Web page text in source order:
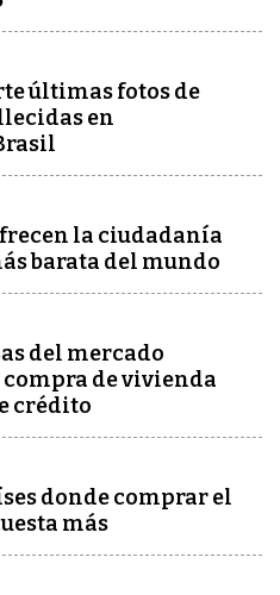
últimas fotos de
en
la ciudadanía
barata del mundo
del mercado
de vivienda
crédito
donde comprar el
más